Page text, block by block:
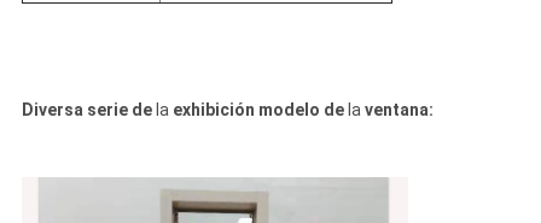
Diversa serie dela exhibición modelo delaventana: